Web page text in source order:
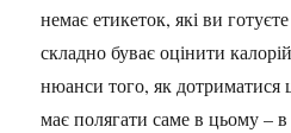
немає етикеток, які ви
складно буває оцінити
нюанси того, як дотриматися
має полягати саме в цьому –